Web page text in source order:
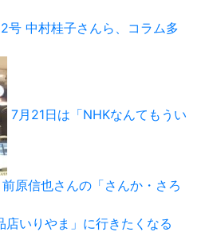
号 中村桂子さんら、コラム多
7月21日は「NHKなんてもうい
原信也さんの「さんか・さろ
店いりやま」に行きたくなる